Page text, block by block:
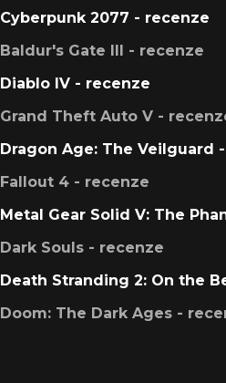
Cyberpunk 2077 - recenze
Baldur's Gate III - recenze
Diablo IV - recenze
Grand Theft Auto V -
Dragon Age: The Veilguard
Fallout 4 - recenze
Metal Gear Solid V: The
Dark Souls - recenze
Death Stranding 2: On the
Doom: The Dark Ages -